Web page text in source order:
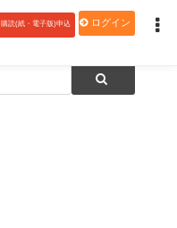
購読(紙・電子版)申込 ログイン